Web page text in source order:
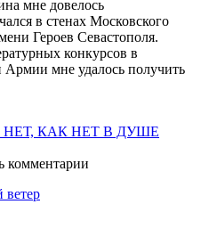
мне довелось
в стенах Московского
Героев Севастополя.
конкурсов в
мне удалось получить
НЕТ, КАК НЕТ В ДУШЕ
комментарии